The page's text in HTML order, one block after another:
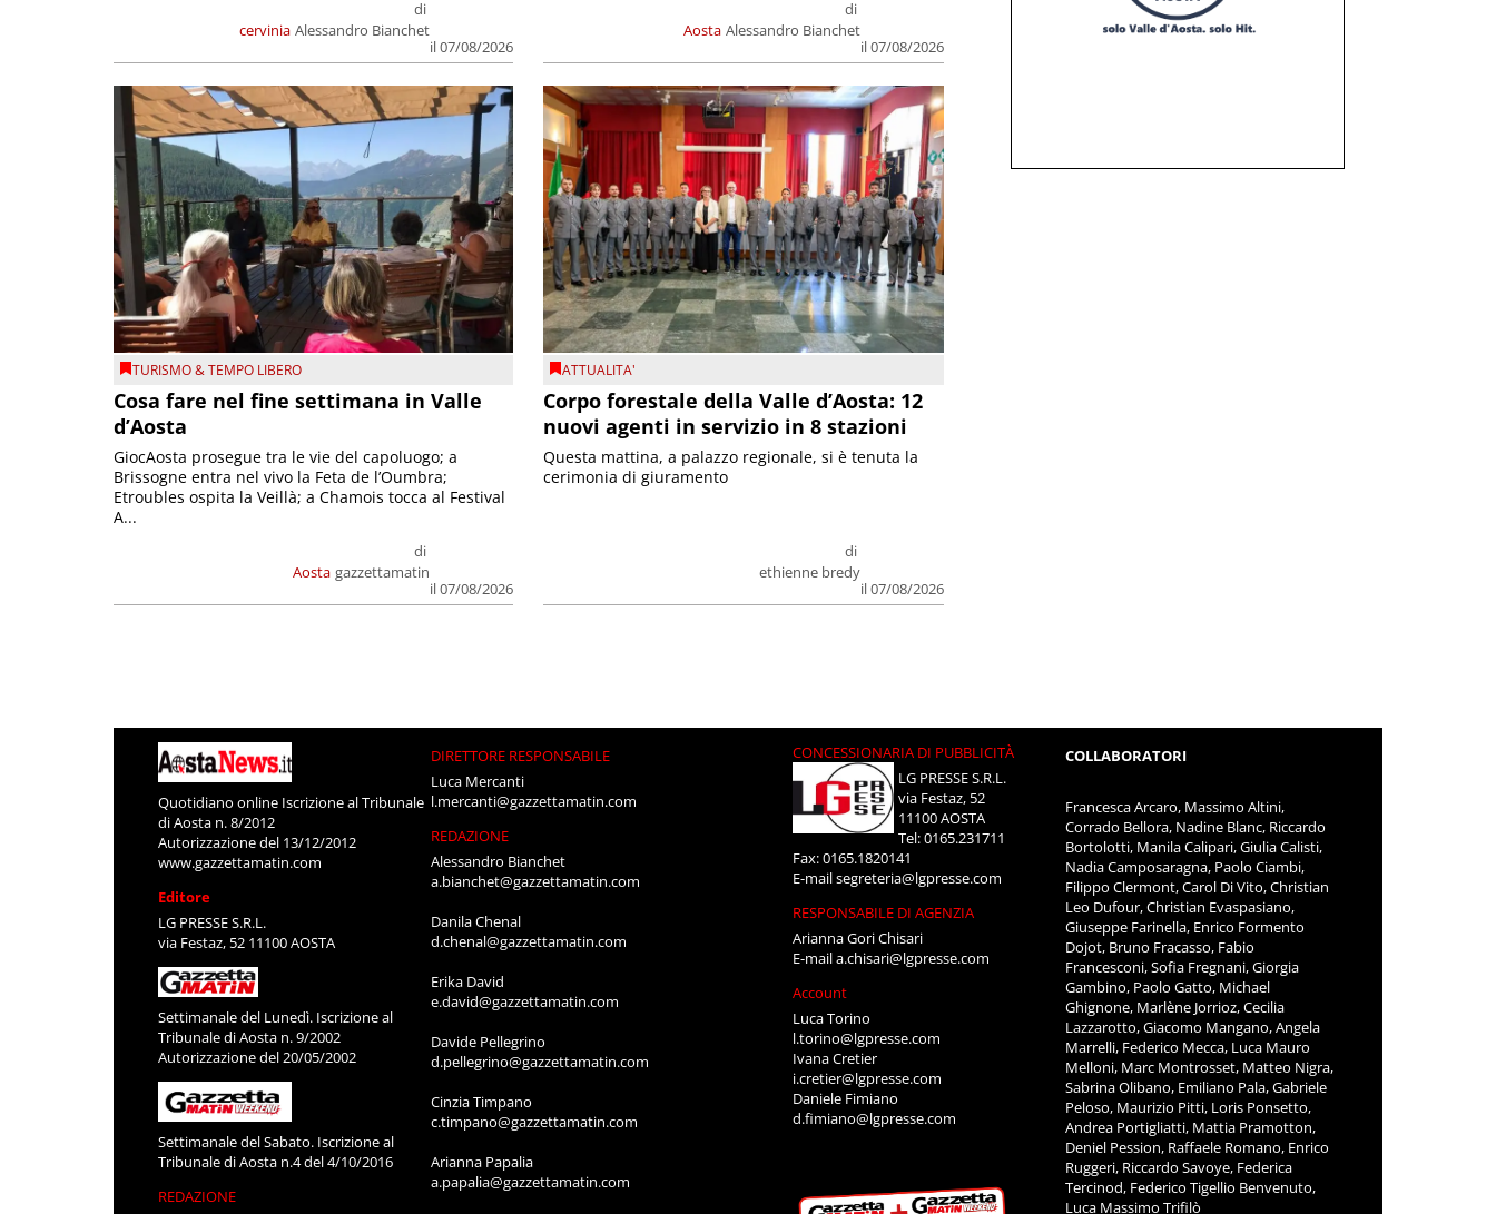
cervinia
di
Alessandro Bianchet
il 07/08/2026
Aosta
di
Alessandro Bianchet
il 07/08/2026
TURISMO & TEMPO LIBERO
Cosa fare nel fine settimana in Valle
d’Aosta
Aosta
di
gazzettamatin
il 07/08/2026
GiocAosta prosegue tra le vie del capoluogo; a
Brissogne entra nel vivo la Feta de l’Oumbra;
Etroubles ospita la Veillà; a Chamois tocca al Festival
A...
ATTUALITA'
Corpo forestale della Valle d’Aosta: 12
nuovi agenti in servizio in 8 stazioni
di
ethienne bredy
il 07/08/2026
Questa mattina, a palazzo regionale, si è tenuta la
cerimonia di giuramento
Quotidiano online Iscrizione al Tribunale
di Aosta n. 8/2012
Autorizzazione del 13/12/2012
www.gazzettamatin.com
Editore
LG PRESSE S.R.L.
via Festaz, 52 11100 AOSTA
Settimanale del Lunedì. Iscrizione al
Tribunale di Aosta n. 9/2002
Autorizzazione del 20/05/2002
Settimanale del Sabato. Iscrizione al
Tribunale di Aosta n.4 del 4/10/2016
REDAZIONE
DIRETTORE RESPONSABILE
Luca Mercanti
l.mercanti@gazzettamatin.com
REDAZIONE
Alessandro Bianchet
a.bianchet@gazzettamatin.com
Danila Chenal
d.chenal@gazzettamatin.com
Erika David
e.david@gazzettamatin.com
Davide Pellegrino
d.pellegrino@gazzettamatin.com
Cinzia Timpano
c.timpano@gazzettamatin.com
Arianna Papalia
a.papalia@gazzettamatin.com
CONCESSIONARIA DI PUBBLICITÀ
LG PRESSE S.R.L.
via Festaz, 52
11100 AOSTA
Tel: 0165.231711
Fax: 0165.1820141
E-mailsegreteria@lgpresse.com
RESPONSABILE DI AGENZIA
Arianna Gori Chisari
E-maila.chisari@lgpresse.com
Account
Luca Torino
l.torino@lgpresse.com
Ivana Cretier
i.cretier@lgpresse.com
Daniele Fimiano
d.fimiano@lgpresse.com
COLLABORATORI
Francesca Arcaro, Massimo Altini,
Corrado Bellora, Nadine Blanc, Riccardo
Bortolotti, Manila Calipari, Giulia Calisti,
Nadia Camposaragna, Paolo Ciambi,
Filippo Clermont, Carol Di Vito, Christian
Leo Dufour, Christian Evaspasiano,
Giuseppe Farinella, Enrico Formento
Dojot, Bruno Fracasso, Fabio
Francesconi, Sofia Fregnani, Giorgia
Gambino, Paolo Gatto, Michael
Ghignone, Marlène Jorrioz, Cecilia
Lazzarotto, Giacomo Mangano, Angela
Marrelli, Federico Mecca, Luca Mauro
Melloni, Marc Montrosset, Matteo Nigra,
Sabrina Olibano, Emiliano Pala, Gabriele
Peloso, Maurizio Pitti, Loris Ponsetto,
Andrea Portigliatti, Mattia Pramotton,
Deniel Pession, Raffaele Romano, Enrico
Ruggeri, Riccardo Savoye, Federica
Tercinod, Federico Tigellio Benvenuto,
Luca Massimo Trifilò